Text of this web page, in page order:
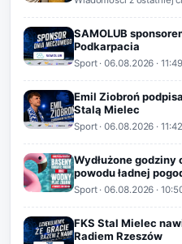
SAMOLUB
Podkarpacia
Sport·06.08.2026 · 11:49
Emil Ziobroń
Stalą Mielec
Sport·06.08.2026 · 11:42
Wydłużone godziny
powodu ładnej
Sport·06.08.2026 ·
FKS Stal Mielec
Radiem Rzeszów